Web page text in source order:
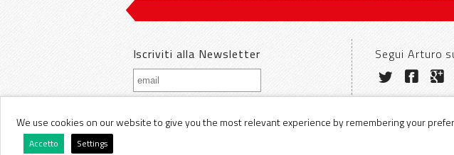
Iscriviti alla Newsletter Segui Arturo
programma
We use cookies on our website to give you the most relevant experience by remembering your
Accetto
Settings